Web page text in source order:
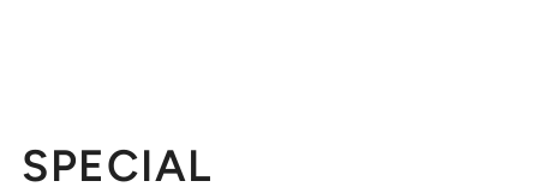
SPECIAL